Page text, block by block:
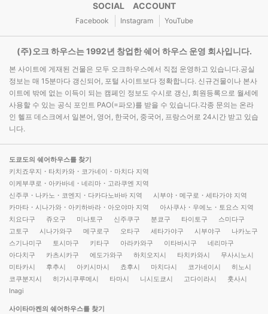
SOCIAL ACCOUNT
Facebook Instagram YouTube
(주)오크 하우스는 1992년 창업한 쉐어 하우스 운영 회사입니다.
본 사이트에 게재된 건물은 모두 오크하우스에서 직접 운영하고 있습니다.공실
정보는 매 15분마다 갱신되어, 포털 사이트보다 정확합니다. 신규건물이나 본사
이트에 밖에 없는 이득이 되는 캠페인 정보도 수시로 갱신, 회원등록으로 월세에
사용할 수 있는 공식 포인트 PAO(=파오)를 받을 수 있습니다.각종 문의는 온라
인 헬프 데스크에서 일본어, 영어, 한국어, 중국어, 프랑스어로 24시간 받고 있습
니다.
도쿄도의 쉐어하우스를 찾기
키치죠우지・타치카와・코가네이・마치다 지역
이케부쿠로・아카바네・네리마・고라쿠엔 지역
신주쿠・나카노・코엔지・다카다노바바 지역
시부야・메구로・세타가야 지역
카마타・시나가와・아키하바라・아오야마 지역
아사쿠사・우에노・토요스 지역
치요다구
쥬오구 미나토구 신주쿠구 분쿄구 타이토구
스미다구
고토구
시나가와구 메구로구 오타구 세타가야구 시부야구
나카노구
스기나미구
토시마구 키타구 아라카와구 이타바시구
네리마구
아다치구
카츠시카구 에도가와구 하치오지시 타치카와시
무사시노시
미타카시
후추시 아키시마시 쵸후시 마치다시 코가네이시
히노시
코쿠분지시
히가시쿠루메시 타마시 니시도쿄시 고다이라시
훗사시
Inagi
사이타마켄의 쉐어하우스를 찾기